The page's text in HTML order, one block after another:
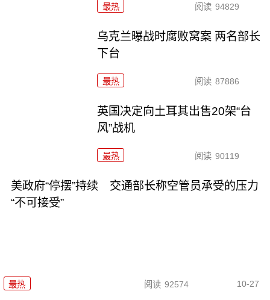
最热 阅读 94829
乌克兰曝战时腐败窝案 两名部长
下台
最热 阅读 87886
英国决定向土耳其出售20架“台
风”战机
最热 阅读 90119
美政府“停摆”持续 交通部长称空管员承受的压力
“不可接受”
最热 阅读 92574 10-27